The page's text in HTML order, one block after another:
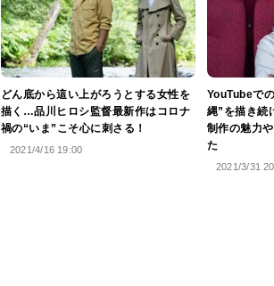
どん底から這い上がろうとする女性を
描く…品川ヒロシ監督最新作はコロナ
禍の“いま”こそ心に刺さる！
2021/4/16 19:00
YouTubeで
縄”を描き続
制作の魅力
た
2021/3/31